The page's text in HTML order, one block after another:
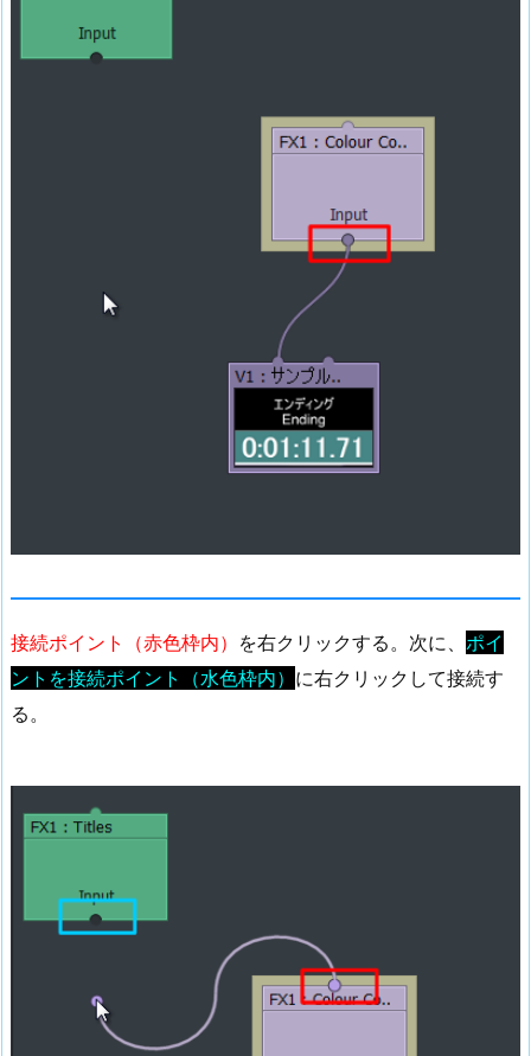
接続ポイント（赤色枠内） を右クリックする。次に、 ポイ
ントを接続ポイント（水色枠内） に右クリックして接続す
る。